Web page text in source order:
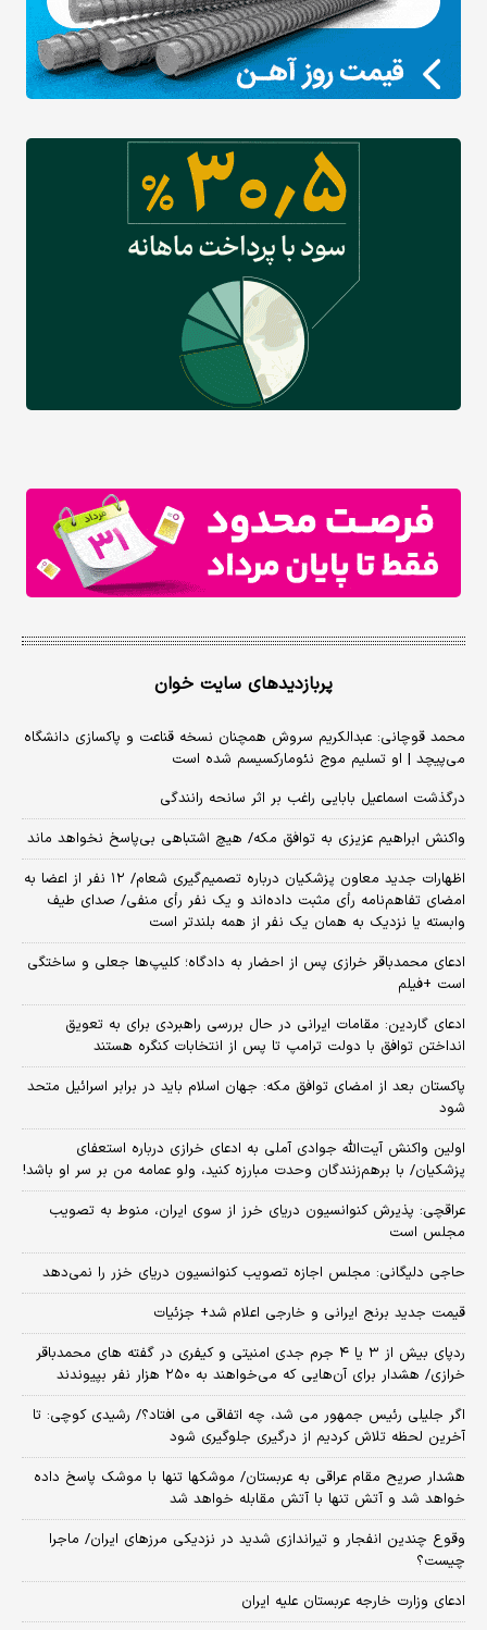
پربازدیدهای سایت خوان
محمد قوچانی: عبدالکریم سروش همچنان نسخه قناعت و پاکسازی دانشگاه
می‌پیچد | او تسلیم موج نئومارکسیسم شده است
درگذشت اسماعیل بابایی راغب بر اثر سانحه رانندگی
واکنش ابراهیم عزیزی به توافق مکه/ هیچ اشتباهی بی‌پاسخ نخواهد ماند
اظهارات جدید معاون پزشکیان درباره تصمیم‌گیری شعام/ ۱۲ نفر از اعضا به
امضای تفاهم‌نامه رأی مثبت داده‌اند و یک نفر رأی منفی/ صدای طیف
وابسته یا نزدیک به همان یک نفر از همه بلندتر است
ادعای محمدباقر خرازی پس از احضار به دادگاه؛ کلیپ‌ها جعلی و ساختگی
است +فیلم
ادعای گاردین: مقامات ایرانی در حال بررسی راهبردی برای به تعویق
انداختن توافق با دولت ترامپ تا پس از انتخابات کنگره هستند
پاکستان بعد از امضای توافق مکه: جهان اسلام باید در برابر اسرائیل متحد
شود
اولین واکنش آیت‌الله جوادی آملی به ادعای خرازی درباره استعفای
پزشکیان/ با برهم‌زنندگان وحدت مبارزه کنید، ولو عمامه من بر سر او باشد!
عراقچی: پذیرش کنوانسیون دریای خرز از سوی ایران، منوط به تصویب
مجلس است
حاجی دلیگانی: مجلس اجازه تصویب کنوانسیون دریای خزر را نمی‌دهد
قیمت جدید برنج ایرانی و خارجی اعلام شد+ جزئیات
ردپای بیش از ۳ یا ۴ جرم جدی امنیتی و کیفری در گفته های محمدباقر
خرازی/ هشدار برای آن‌هایی که می‌خواهند به ۲۵۰ هزار نفر بپیوندند
اگر جلیلی رئیس جمهور می شد، چه اتفاقی می افتاد؟/ رشیدی کوچی: تا
آخرین لحظه تلاش کردیم از درگیری جلوگیری شود
هشدار صریح مقام عراقی به عربستان/ موشکها تنها با موشک پاسخ داده
خواهد شد و آتش تنها با آتش مقابله خواهد شد
وقوع چندین انفجار و تیراندازی شدید در نزدیکی مرز‌های ایران/ ماجرا
چیست؟
ادعای وزارت خارجه عربستان علیه ایران